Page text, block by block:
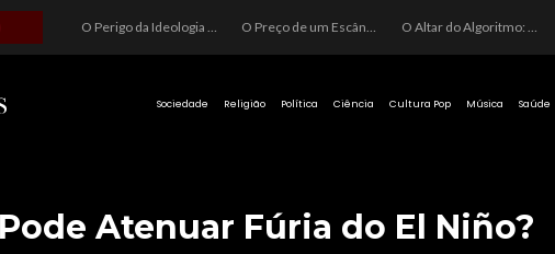
O Perigo da Ideologia Desenfreada na Justiça: Quando a Pauta Política Substitui a Pena Criminal O Preço de um Escândalo: A Discrepância Entre o “Filme de Bolsonaro” e a Realidade do Cinema Mundial O Altar do Algoritmo: A Carência Humana e a Fabricação de Heróis no Brasil
Sociedade Religião Política Ciência Cultura Pop Música Saúde
Atenuar Fúria do El Niño?